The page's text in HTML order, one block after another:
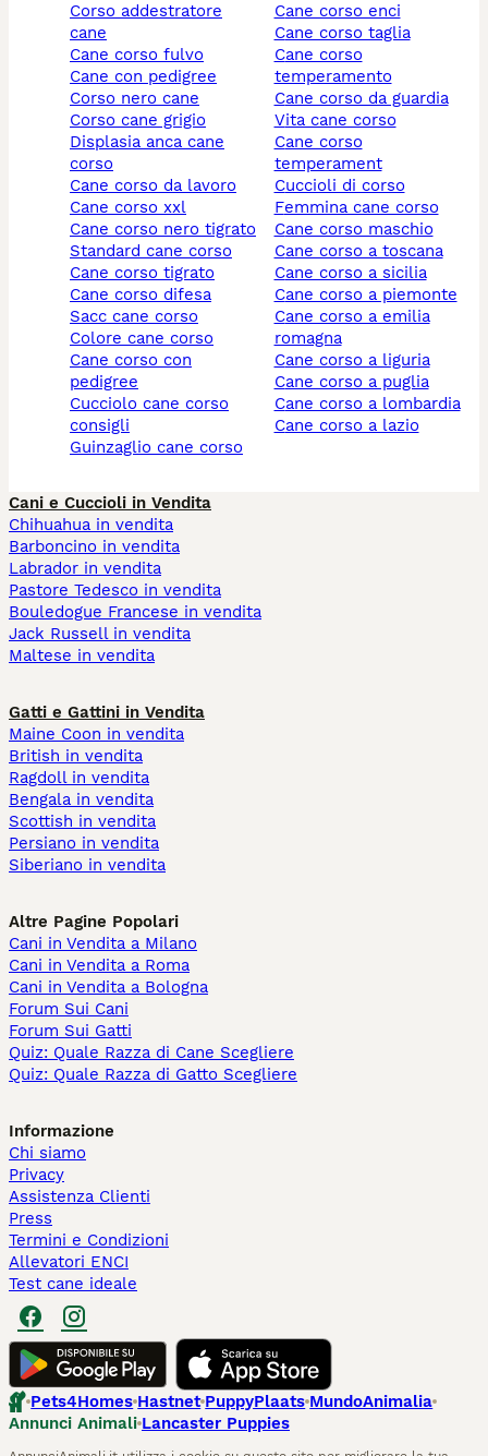
corso addestratore
cane
cane corso fulvo
cane con pedigree
corso nero cane
corso cane grigio
displasia anca cane
corso
cane corso da lavoro
cane corso xxl
cane corso nero tigrato
standard cane corso
cane corso tigrato
cane corso difesa
sacc cane corso
colore cane corso
cane corso con
pedigree
cucciolo cane corso
consigli
guinzaglio cane corso
cane corso enci
cane corso taglia
cane corso
temperamento
cane corso da guardia
vita cane corso
cane corso
temperament
cuccioli di corso
femmina cane corso
cane corso maschio
cane corso a toscana
cane corso a sicilia
cane corso a piemonte
cane corso a emilia
romagna
cane corso a liguria
cane corso a puglia
cane corso a lombardia
cane corso a lazio
Cani e Cuccioli in Vendita
Chihuahua in vendita
Barboncino in vendita
Labrador in vendita
Pastore Tedesco in vendita
Bouledogue Francese in vendita
Jack Russell in vendita
Maltese in vendita
Gatti e Gattini in Vendita
Maine Coon in vendita
British in vendita
Ragdoll in vendita
Bengala in vendita
Scottish in vendita
Persiano in vendita
Siberiano in vendita
Altre Pagine Popolari
Cani in Vendita a Milano
Cani in Vendita a Roma
Cani in Vendita a Bologna
Forum Sui Cani
Forum Sui Gatti
Quiz: Quale Razza di Cane Scegliere
Quiz: Quale Razza di Gatto Scegliere
Informazione
Chi siamo
Privacy
Assistenza Clienti
Press
Termini e Condizioni
Allevatori ENCI
Test cane ideale
Pets4Homes Hastnet PuppyPlaats MundoAnimalia
Annunci Animali Lancaster Puppies